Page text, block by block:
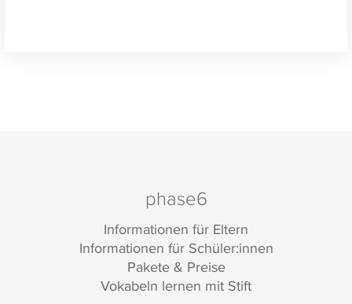
phase6
Informationen für Eltern
Informationen für Schüler:innen
Pakete & Preise
Vokabeln lernen mit Stift